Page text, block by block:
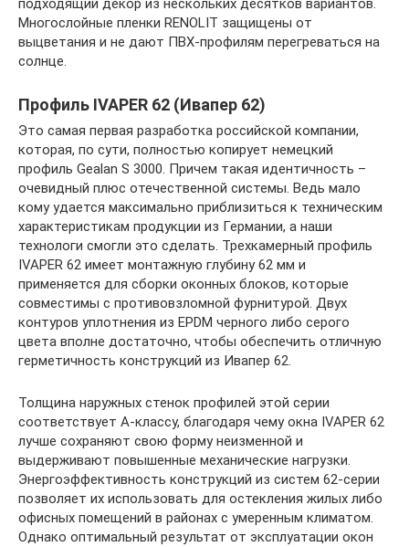
подходящий декор из нескольких десятков вариантов.
Многослойные пленки RENOLIT защищены от
выцветания и не дают ПВХ-профилям перегреваться на
солнце.
Профиль IVAPER 62 (Ивапер 62)
Это самая первая разработка российской компании,
которая, по сути, полностью копирует немецкий
профиль Gealan S 3000. Причем такая идентичность –
очевидный плюс отечественной системы. Ведь мало
кому удается максимально приблизиться к техническим
характеристикам продукции из Германии, а наши
технологи смогли это сделать. Трехкамерный профиль
IVAPER 62 имеет монтажную глубину 62 мм и
применяется для сборки оконных блоков, которые
совместимы с противовзломной фурнитурой. Двух
контуров уплотнения из EPDM черного либо серого
цвета вполне достаточно, чтобы обеспечить отличную
герметичность конструкций из Ивапер 62.
Толщина наружных стенок профилей этой серии
соответствует A-классу, благодаря чему окна IVAPER 62
лучше сохраняют свою форму неизменной и
выдерживают повышенные механические нагрузки.
Энергоэффективность конструкций из систем 62-серии
позволяет их использовать для остекления жилых либо
офисных помещений в районах с умеренным климатом.
Однако оптимальный результат от эксплуатации окон